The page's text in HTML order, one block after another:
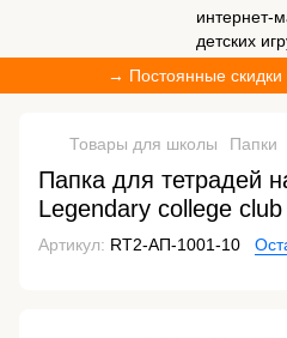
→ Постоянные скидки
Товары для школы Папки
Папка для тетрадей
Legendary college
Артикул: RT2-АП-1001-10